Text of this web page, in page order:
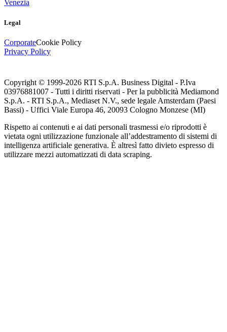
Venezia
Legal
CorporateCookie Policy
Privacy Policy
Copyright © 1999-2026 RTI S.p.A. Business Digital - P.Iva
03976881007 - Tutti i diritti riservati - Per la pubblicità Mediamond
S.p.A. - RTI S.p.A., Mediaset N.V., sede legale Amsterdam (Paesi
Bassi) - Uffici Viale Europa 46, 20093 Cologno Monzese (MI)
Rispetto ai contenuti e ai dati personali trasmessi e/o riprodotti è
vietata ogni utilizzazione funzionale all’addestramento di sistemi di
intelligenza artificiale generativa. È altresì fatto divieto espresso di
utilizzare mezzi automatizzati di data scraping.